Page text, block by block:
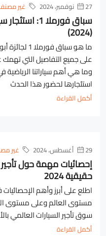
27 نوفمبر، 2024 غير
سباق فورملا
(2024)
على جميع التفاصيل التي
وما هي أهم سياراتنا
استئجارها لحضور هذا الحدث
أكمل القراءة
29 أغسطس، 2024 غير
إحصائيات مهمة حول تأجير
حقيقية 2024
اطلع على أبرز وأهم
مستوى العالم وعلى مستوى
سوق تأجير السيارات العالمي
أكمل القراءة